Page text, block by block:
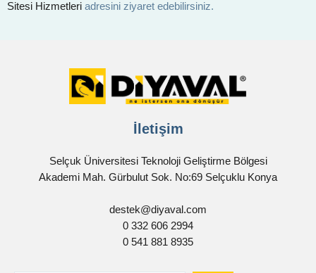
Sitesi Hizmetleri adresini ziyaret edebilirsiniz.
İletişim
Selçuk Üniversitesi Teknoloji Geliştirme Bölgesi
Akademi Mah. Gürbulut Sok. No:69 Selçuklu Konya
destek@diyaval.com
0 332 606 2994
0 541 881 8935